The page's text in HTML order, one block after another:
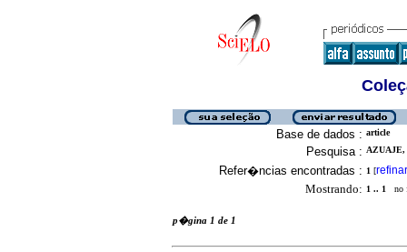
Base de dados : article
Pesquisa :
Refer�ncias encontradas : 1 [refinar
Mostrando: 1 .. 1 no
p�gina 1 de 1